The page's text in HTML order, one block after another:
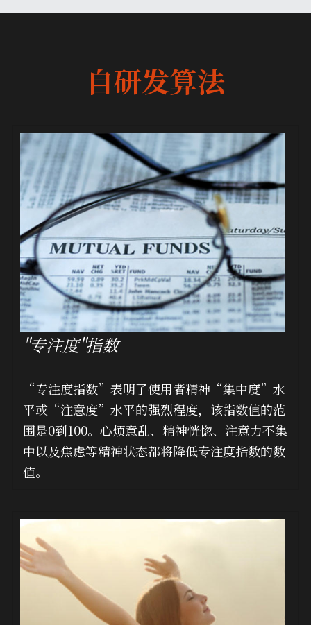
自研发算法
"专注度"指数
“专注度指数”表明了使用者精神“集中度”水
平或“注意度”水平的强烈程度，该指数值的范
围是0到100。心烦意乱、精神恍惚、注意力不集
中以及焦虑等精神状态都将降低专注度指数的数
值。